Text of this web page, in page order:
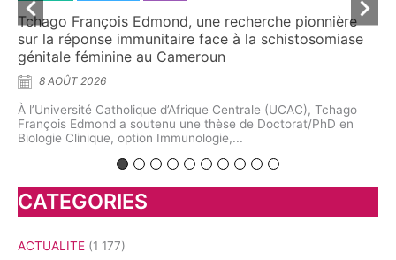
pionnière
Tchago
PhD en
MAKOU NJOMBOU SYLVANIE, une
doctorale pour repenser la prévention
communautaire du cancer du sein
À travers une thèse consacrée à l’élaboration d’un
d’éducation communautaire pour la prévention et
précoce du cancer...
CATEGORIES
ACTUALITE (1 177)